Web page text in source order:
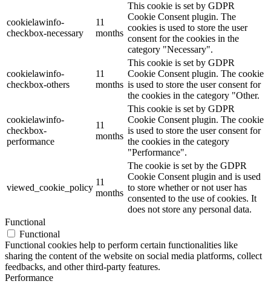
cookielawinfo-
checkbox-necessary
11
months
This cookie is set by GDPR
Cookie Consent plugin. The
cookies is used to store the user
consent for the cookies in the
category "Necessary".
cookielawinfo-
checkbox-others
11
months
This cookie is set by GDPR
Cookie Consent plugin. The cookie
is used to store the user consent for
the cookies in the category "Other.
cookielawinfo-
checkbox-
performance
11
months
This cookie is set by GDPR
Cookie Consent plugin. The cookie
is used to store the user consent for
the cookies in the category
"Performance".
viewed_cookie_policy
11
months
The cookie is set by the GDPR
Cookie Consent plugin and is used
to store whether or not user has
consented to the use of cookies. It
does not store any personal data.
Functional
Functional
Functional cookies help to perform certain functionalities like
sharing the content of the website on social media platforms, collect
feedbacks, and other third-party features.
Performance